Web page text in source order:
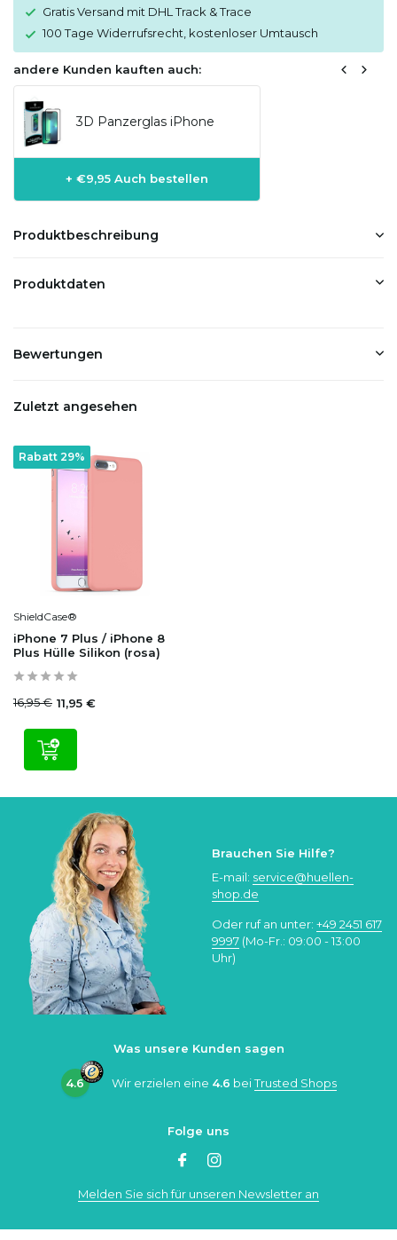
Gratis Versand mit DHL Track & Trace
100 Tage Widerrufsrecht, kostenloser Umtausch
andere Kunden kauften auch:
3D Panzerglas iPhone
+ €9,95 Auch bestellen
Produktbeschreibung
Produktdaten
Bewertungen
Zuletzt angesehen
Rabatt 29%
ShieldCase®
iPhone 7 Plus / iPhone 8
Plus Hülle Silikon (rosa)
16,95 € 11,95 €
Brauchen Sie Hilfe?
E-mail: service@huellen-
shop.de
Oder ruf an unter: +49 2451 617
9997 (Mo-Fr.: 09:00 - 13:00
Uhr)
Was unsere Kunden sagen
4.6 Wir erzielen eine 4.6 beiTrusted Shops
Folge uns
Melden Sie sich für unseren Newsletter an